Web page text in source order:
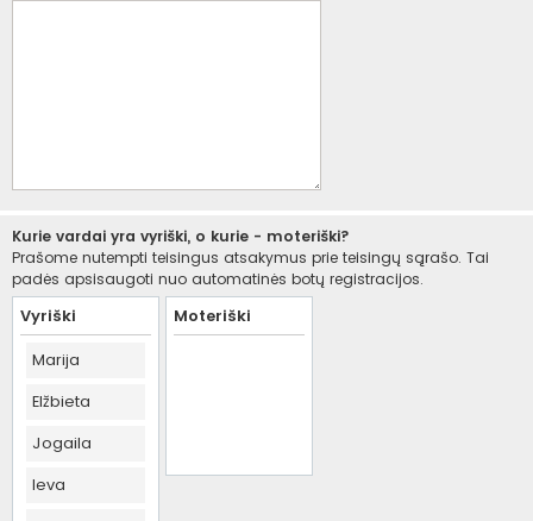
Kurie vardai yra vyriški, o kurie - moteriški?
Prašome nutempti teisingus atsakymus prie teisingų sąrašo. Tai
padės apsisaugoti nuo automatinės botų registracijos.
Vyriški
Marija
Elžbieta
Jogaila
Ieva
Moteriški